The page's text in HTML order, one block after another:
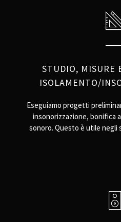
STUDIO, MISURE
ISOLAMENTO/
Eseguiamo progetti
insonorizzazione, bonifica
sonoro. Questo è utile negli